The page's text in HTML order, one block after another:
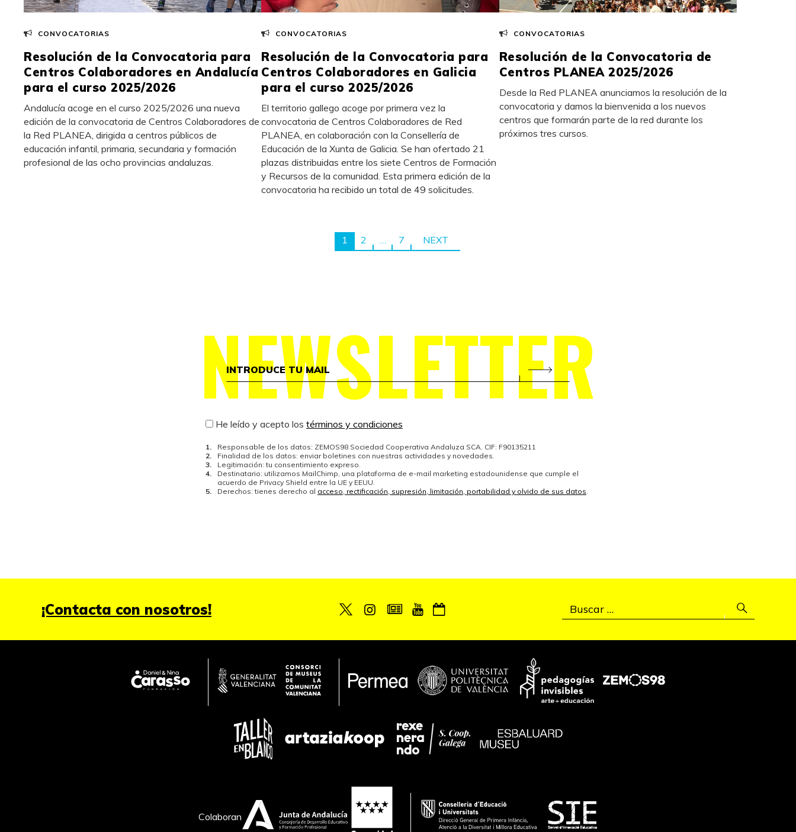
CONVOCATORIAS
Resolución de la Convocatoria para
Centros Colaboradores en Andalucía
para el curso 2025/2026
Andalucía acoge en el curso 2025/2026 una nueva
edición de la convocatoria de Centros Colaboradores de
la Red PLANEA, dirigida a centros públicos de
educación infantil, primaria, secundaria y formación
profesional de las ocho provincias andaluzas.
CONVOCATORIAS
Resolución de la Convocatoria para
Centros Colaboradores en Galicia
para el curso 2025/2026
El territorio gallego acoge por primera vez la
convocatoria de Centros Colaboradores de Red
PLANEA, en colaboración con la Consellería de
Educación de la Xunta de Galicia. Se han ofertado 21
plazas distribuidas entre los siete Centros de Formación
y Recursos de la comunidad. Esta primera edición de la
convocatoria ha recibido un total de 49 solicitudes.
CONVOCATORIAS
Resolución de la Convocatoria de
Centros PLANEA 2025/2026
Desde la Red PLANEA anunciamos la resolución de la
convocatoria y damos la bienvenida a los nuevos
centros que formarán parte de la red durante los
próximos tres cursos.
1 2 7 NEXT
NEWSLETTER
He leído y acepto los términos y condiciones
Responsable de los datos: ZEMOS98 Sociedad Cooperativa Andaluza SCA. CIF: F90135211
Finalidad de los datos: enviar boletines con nuestras actividades y novedades.
Legitimación: tu consentimiento expreso.
Destinatario: utilizamos MailChimp, una plataforma de e-mail marketing estadounidense que cumple el
acuerdo de Privacy Shield entre la UE y EEUU.
Derechos: tienes derecho al acceso, rectificación, supresión, limitación, portabilidad y olvido de sus datos
¡Contacta con nosotros!
Colaboran